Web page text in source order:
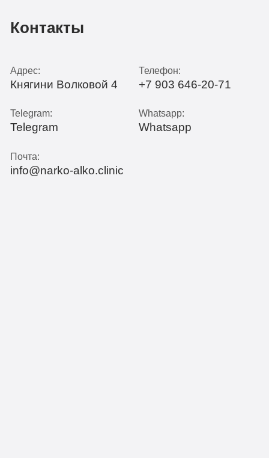
Контакты
Адрес:
Княгини Волковой 4
Телефон:
+7 903 646-20-71
Telegram:
Telegram
Whatsapp:
Whatsapp
Почта:
info@narko-alko.clinic